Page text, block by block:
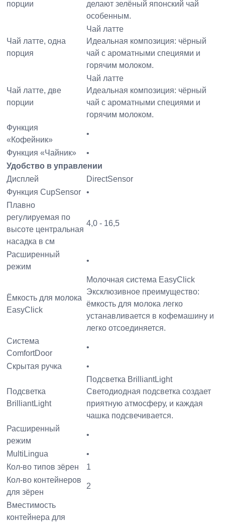
порции
делают зелёный японский чай
особенным.
Чай латте, одна
порция
Чай латте
Идеальная композиция: чёрный
чай с ароматными специями и
горячим молоком.
Чай латте, две
порции
Чай латте
Идеальная композиция: чёрный
чай с ароматными специями и
горячим молоком.
Функция
«Кофейник»
•
Функция «Чайник»
•
Удобство в управлении
Дисплей
DirectSensor
Функция CupSensor
•
Плавно
регулируемая по
высоте центральная
насадка в см
4,0 - 16,5
Расширенный
режим
•
Ёмкость для молока
EasyClick
Молочная система EasyClick
Эксклюзивное преимущество:
ёмкость для молока легко
устанавливается в кофемашину и
легко отсоединяется.
Система
ComfortDoor
•
Скрытая ручка •
Подсветка
BrilliantLight
Подсветка BrilliantLight
Светодиодная подсветка создает
приятную атмосферу, и каждая
чашка подсвечивается.
Расширенный
режим
•
MultiLingua
•
Кол-во типов зёрен
1
Кол-во контейнеров
для зёрен
2
Вместимость
контейнера для